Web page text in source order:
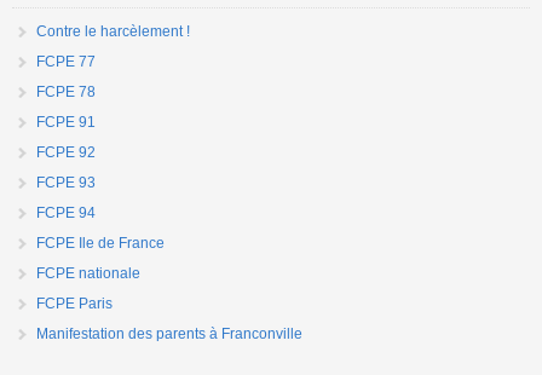
Contre le harcèlement !
FCPE 77
FCPE 78
FCPE 91
FCPE 92
FCPE 93
FCPE 94
FCPE Ile de France
FCPE nationale
FCPE Paris
Manifestation des parents à Franconville